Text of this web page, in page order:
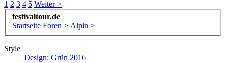
1 2 3 4 5 Weiter >
festivaltour.de
Startseite Foren > Alpin >
Style
Design: Grün 2016